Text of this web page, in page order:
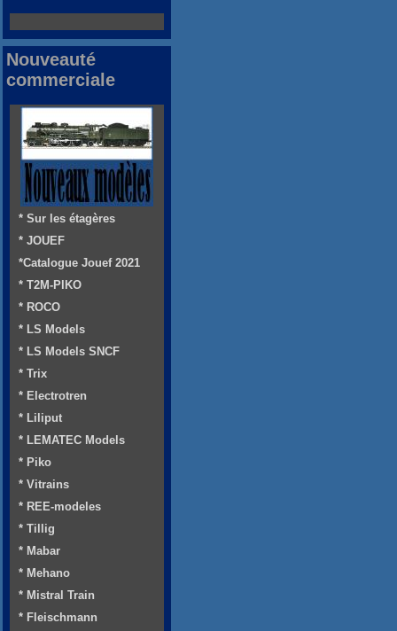
Nouveauté
commerciale
* Sur les étagères
* JOUEF
*Catalogue Jouef 2021
* T2M-PIKO
* ROCO
* LS Models
* LS Models SNCF
* Trix
* Electrotren
* Liliput
* LEMATEC Models
* Piko
* Vitrains
* REE-modeles
* Tillig
* Mabar
* Mehano
* Mistral Train
* Fleischmann